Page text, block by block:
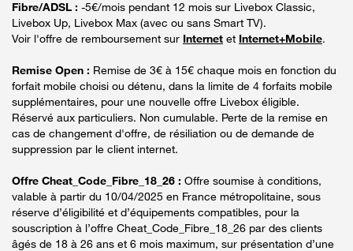
Fibre/ADSL : -5€/mois pendant 12 mois sur Livebox Classic,
Livebox Up, Livebox Max (avec ou sans Smart TV).
Voir l'offre de remboursement sur Internet et Internet+Mobile.
Remise Open : Remise de 3€ à 15€ chaque mois en fonction du
forfait mobile choisi ou détenu, dans la limite de 4 forfaits mobile
supplémentaires, pour une nouvelle offre Livebox éligible.
Réservé aux particuliers. Non cumulable. Perte de la remise en
cas de changement d'offre, de résiliation ou de demande de
suppression par le client internet.
Offre Cheat_Code_Fibre_18_26 : Offre soumise à conditions,
valable à partir du 10/04/2025 en France métropolitaine, sous
réserve d’éligibilité et d’équipements compatibles, pour la
souscription à l’offre Cheat_Code_Fibre_18_26 par des clients
âgés de 18 à 26 ans et 6 mois maximum, sur présentation d’une